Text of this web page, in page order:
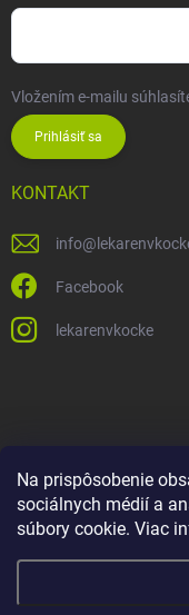
Na prispôsobenie
sociálnych médií a
súbory cookie. Viac
Vložením e-mailu
Prihlásiť sa
KONTAKT
info@
Facebook
lekarenvkocke